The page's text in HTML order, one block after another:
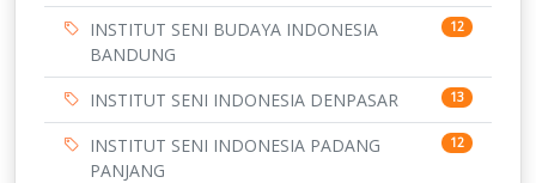
INSTITUT SENI BUDAYA INDONESIA
BANDUNG
12
INSTITUT SENI INDONESIA DENPASAR 13
INSTITUT SENI INDONESIA PADANG
PANJANG
12